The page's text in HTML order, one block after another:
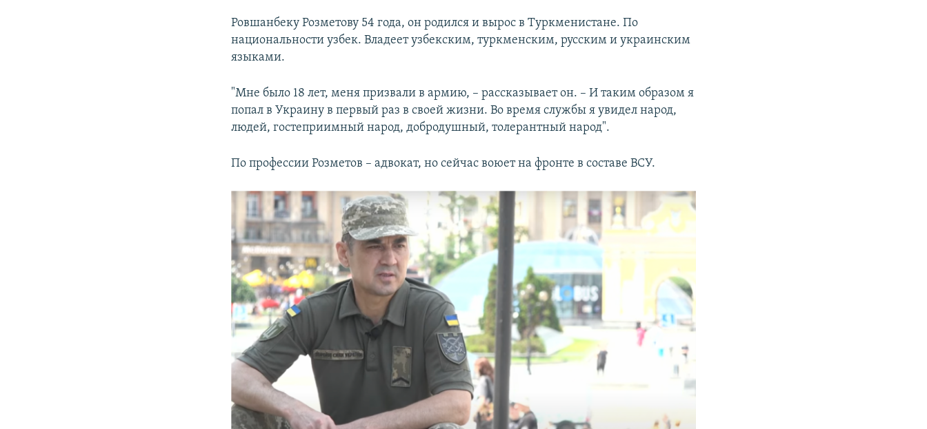
Ровшанбеку Розметову 54 года, он родился и вырос в Туркменистане. По
национальности узбек. Владеет узбекским, туркменским, русским и украинским
языками.
"Мне было 18 лет, меня призвали в армию, – рассказывает он. – И таким образом я
попал в Украину в первый раз в своей жизни. Во время службы я увидел народ,
людей, гостеприимный народ, добродушный, толерантный народ".
По профессии Розметов – адвокат, но сейчас воюет на фронте в составе ВСУ.